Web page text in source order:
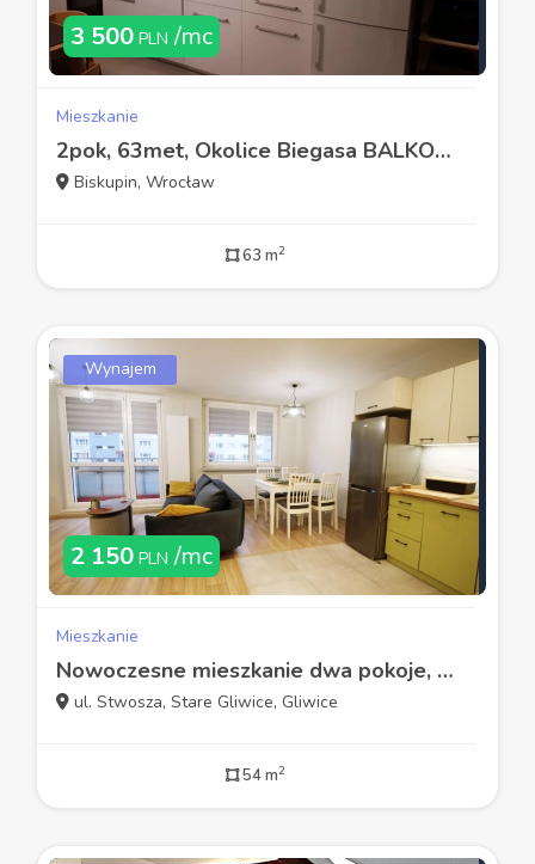
3 500 PLN /mc
Mieszkanie
2pok, 63met, Okolice Biegasa BALKON/GARAŻ (Wrocław)
Biskupin, Wrocław
63 m2
Wynajem
2 150 PLN /mc
Mieszkanie
Nowoczesne mieszkanie dwa pokoje, balkon
ul. Stwosza, Stare Gliwice, Gliwice
54 m2